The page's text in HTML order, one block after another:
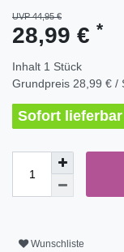
UVP 44,95 €
28,99 € *
Inhalt 1 Stück
Grundpreis 28,99 € /
Sofort
Wunschliste